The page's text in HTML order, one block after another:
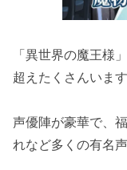
「異世界の魔王様
超えたくさんいます
声優陣が豪華で、
れなど多くの有名